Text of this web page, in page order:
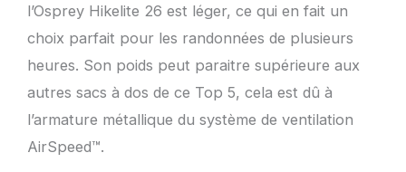
l’Osprey Hikelite 26 est léger, ce qui en fait un
choix parfait pour les randonnées de plusieurs
heures. Son poids peut paraitre supérieure aux
autres sacs à dos de ce Top 5, cela est dû à
l’armature métallique du système de ventilation
AirSpeed™.